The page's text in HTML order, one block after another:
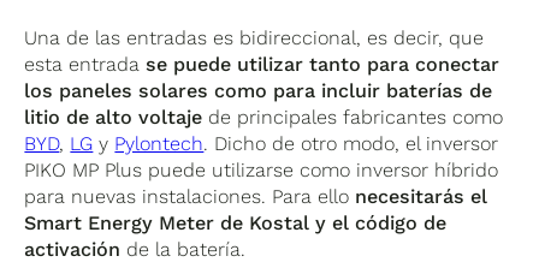
Una de las entradas es bidireccional, es decir, que
esta entrada se puede utilizar tanto para conectar
los paneles solares como para incluir baterías de
litio de alto voltaje de principales fabricantes como
BYD, LG y Pylontech. Dicho de otro modo, el inversor
PIKO MP Plus puede utilizarse como inversor híbrido
para nuevas instalaciones. Para ello necesitarás el
Smart Energy Meter de Kostal y el código de
activación de la batería.